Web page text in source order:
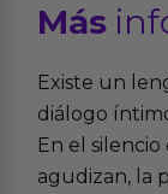
Más
Existe un
diálogo
En el
agudizan, la